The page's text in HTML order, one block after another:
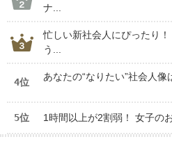
ナ...
忙しい新社会人にぴったり
う...
4位 あなたの“なりたい”社会人
5位 1時間以上が2割弱！ 女子の